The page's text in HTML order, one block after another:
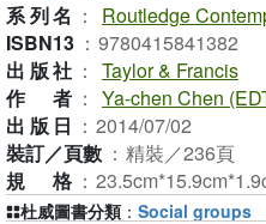
系列名 ：
Routledge
ISBN13 ： 9780415841382
出版社 ： Taylor & Francis
作者 ： Ya-chen Chen
出版日 ： 2014/07/02
裝訂／頁數 ： 精裝／236頁
規格 ：
杜威圖書分類 ： Social groups